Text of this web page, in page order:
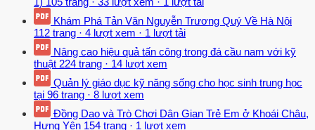
Khám Phá Tản Văn Nguyễn Trương Quý Về Hà Nội
112 trang · 4 lượt xem · 1 lượt tải
Nâng cao hiệu quả tấn công trong đá cầu nam với kỹ
thuật 224 trang · 14 lượt xem
Quản lý giáo dục kỹ năng sống cho học sinh trung học
tại 96 trang · 8 lượt xem
Đồng Dao và Trò Chơi Dân Gian Trẻ Em ở Khoái Châu,
Hưng Yên 154 trang · 1 lượt xem